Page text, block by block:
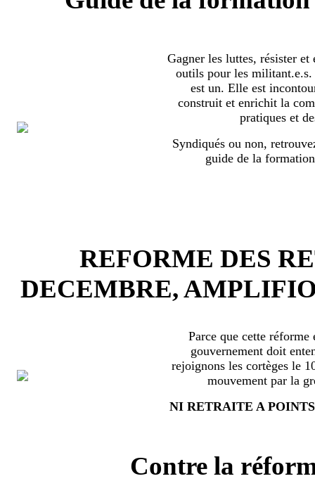
Gagner les luttes, résister et
outils pour les
est un. Elle est
construit et enrichit la
pratiques et
Syndiqués ou non,
guide de la
REFORME DES
DECEMBRE,
Parce que cette
gouvernement doit
rejoignons les cortèges le
mouvement par la
NI RETRAITE A
Contre la